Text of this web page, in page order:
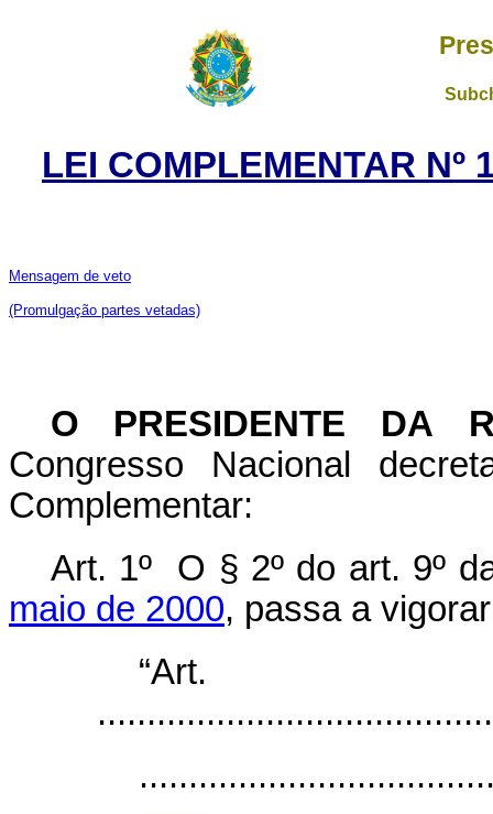
LEI COMPLEMENTAR Nº
Mensagem de veto
(Promulgação partes vetadas)
O PRESIDENTE DA
Congresso Nacional
Complementar:
Art. 1º O § 2º do art. 9º
maio de 2000, passa a